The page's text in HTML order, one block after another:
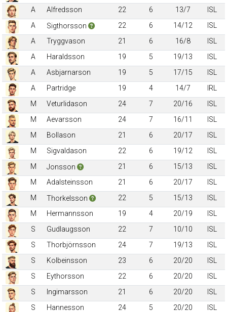
A
Alfredsson 22 6 13/7
ISL
A
Sigthorsson 22 6 14/12
ISL
A
Tryggvason 21 6 16/8
ISL
A
Haraldsson 19 5 19/13
ISL
A
Asbjarnarson 19 5 17/15
ISL
A
Partridge 19 4 14/7
IRL
M
Veturlidason 24 7 20/16
ISL
M
Aevarsson 24 7 16/11
ISL
M
Bollason 21 6 20/17
ISL
M
Sigvaldason 22 6 19/12
ISL
M
Jonsson 21 6 15/13
ISL
M
Adalsteinsson 21 6 20/17
ISL
M
Thorkelsson 22 5 15/13
ISL
M
Hermannsson 19 4 20/19
ISL
S
Gudlaugsson 22 7 10/10
ISL
S
Thorbjörnsson 24 7 19/13
ISL
S
Kolbeinsson 23 6 20/20
ISL
S
Eythorsson 22 6 20/20
ISL
S
Ingimarsson 21 6 20/20
ISL
S
Hannesson 24 5 20/20 ISL